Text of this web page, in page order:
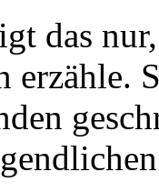
das
erzähle.